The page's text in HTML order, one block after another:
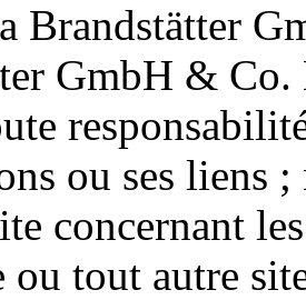
Brandstätter
GmbH & Co.
ou ses liens ;
concernant
ou tout autre